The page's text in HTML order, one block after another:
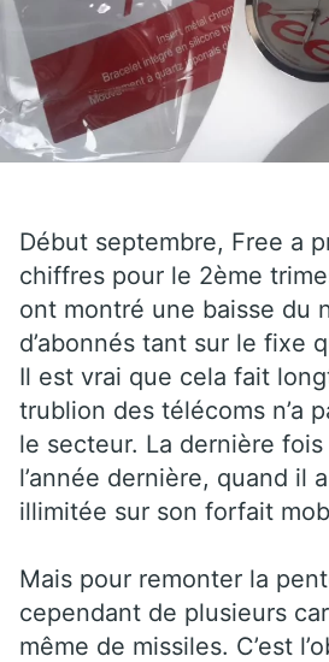
Début septembre, Free a
chiffres pour le 2ème
ont montré une baisse du
d’abonnés tant sur le fixe
Il est vrai que cela fait
trublion des télécoms n’a
le secteur. La dernière
l’année dernière, quand il
illimitée sur son forfait
Mais pour remonter la
cependant de plusieurs
même de missiles. C’est